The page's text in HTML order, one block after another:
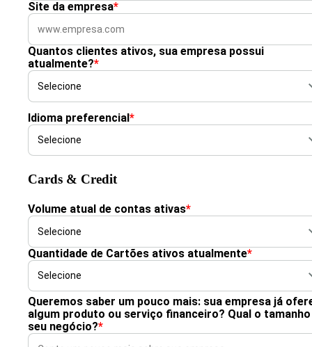
Site da empresa*
Quantos clientes ativos, sua empresa possui
atualmente?*
Idioma preferencial*
Cards & Credit
Volume atual de contas ativas*
Quantidade de Cartões ativos atualmente*
Queremos saber um pouco mais: sua empresa já
algum produto ou serviço financeiro? Qual o
seu negócio?*